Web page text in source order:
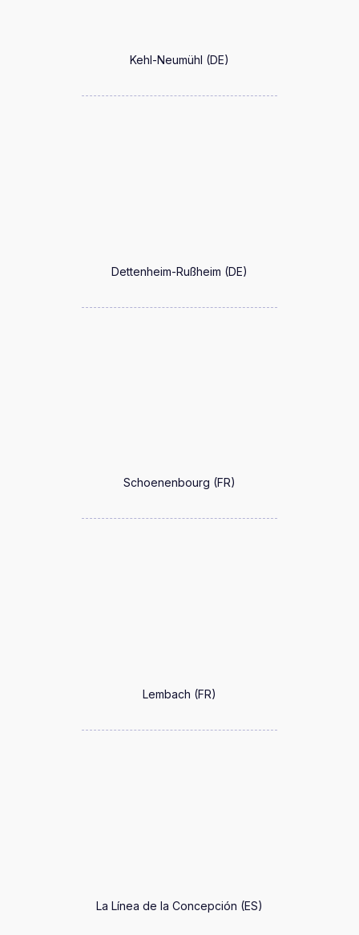
Kehl-Neumühl (DE)
Dettenheim-Rußheim (DE)
Schoenenbourg (FR)
Lembach (FR)
La Línea de la Concepción (ES)